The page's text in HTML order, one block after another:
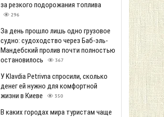
за резкого подорожания топлива
296
За день прошло лишь одно грузовое
судно: судоходство через Баб-эль-
Мандебский пролив почти полностью
остановилось
367
У Klavdia Petrivna спросили, сколько
денег ей нужно для комфортной
жизни в Киеве
350
В каких городах мира туристам чаще